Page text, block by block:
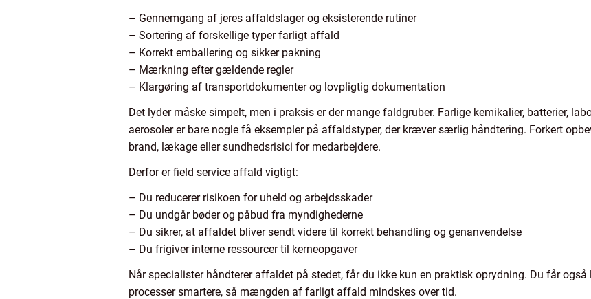
– Gennemgang af jeres affaldslager og eksisterende rutiner
– Sortering af forskellige typer farligt affald
– Korrekt emballering og sikker pakning
– Mærkning efter gældende regler
– Klargøring af transportdokumenter og lovpligtig dokumentation
Det lyder måske simpelt, men i praksis er der mange faldgruber. Farlige kemikalier, batterier,
aerosoler er bare nogle få eksempler på affaldstyper, der kræver særlig håndtering. Forkert
brand, lækage eller sundhedsrisici for medarbejdere.
Derfor er field service affald vigtigt:
– Du reducerer risikoen for uheld og arbejdsskader
– Du undgår bøder og påbud fra myndighederne
– Du sikrer, at affaldet bliver sendt videre til korrekt behandling og genanvendelse
– Du frigiver interne ressourcer til kerneopgaver
Når specialister håndterer affaldet på stedet, får du ikke kun en praktisk oprydning. Du får
processer smartere, så mængden af farligt affald mindskes over tid.